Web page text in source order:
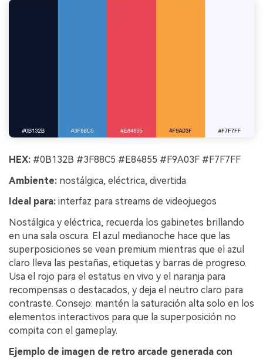
HEX: #0B132B #3F88C5 #E84855 #F9A03F #F7F7FF
Ambiente: nostálgica, eléctrica, divertida
Ideal para: interfaz para streams de videojuegos
Nostálgica y eléctrica, recuerda los gabinetes brillando
en una sala oscura. El azul medianoche hace que las
superposiciones se vean premium mientras que el azul
claro lleva las pestañas, etiquetas y barras de progreso.
Usa el rojo para el estatus en vivo y el naranja para
recompensas o destacados, y deja el neutro claro para
contraste. Consejo: mantén la saturación alta solo en los
elementos interactivos para que la superposición no
compita con el gameplay.
Ejemplo de imagen de retro arcade generada con